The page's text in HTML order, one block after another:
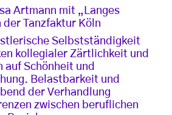
Artmann mit „Langes
der Tanzfaktur Köln
Selbstständigkeit
kollegialer Zärtlichkeit und
auf Schönheit und
Belastbarkeit und
der Verhandlung
zwischen beruflichen